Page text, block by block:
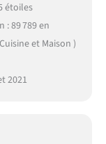
étoiles
: 89 789 en
et Maison )
2021